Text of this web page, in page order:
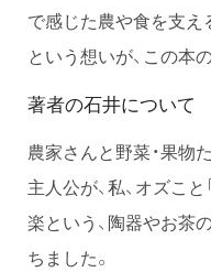
で感じた農や食を支
という想いが、この本
著者の石井について
農家さんと野菜・果物
主人公が、私、オズこ
楽という、陶器やお茶
ちました。